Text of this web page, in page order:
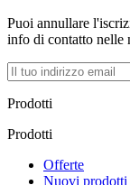
Puoi annullare
info di contatto nelle
Prodotti
Prodotti
Offerte
Nuovi prodotti